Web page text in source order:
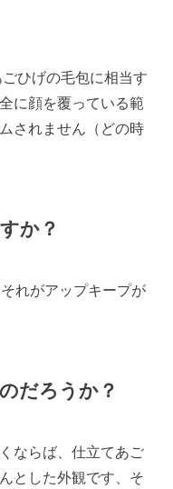
ごひげの毛包に相当す
に顔を覆っている範
されません（どの時
か？
れがアップキープが
だろうか？
ならば、仕立てあご
とした外観です、そ